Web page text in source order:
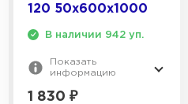
120 50х600х1000
В наличии 942 уп.
Показать
информацию
1 830 ₽
Неман